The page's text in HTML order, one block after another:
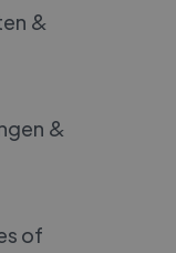
&
&
of